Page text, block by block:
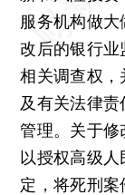
服务机构做
改后的银行业
相关调查权，
及有关法律
管理。关于
以授权高级
定，将死刑